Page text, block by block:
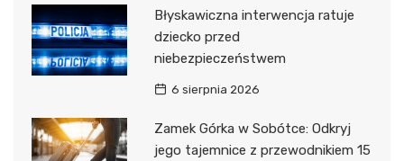
Błyskawiczna interwencja ratuje
dziecko przed
niebezpieczeństwem
6 sierpnia 2026
Zamek Górka w Sobótce: Odkryj
jego tajemnice z przewodnikiem 15